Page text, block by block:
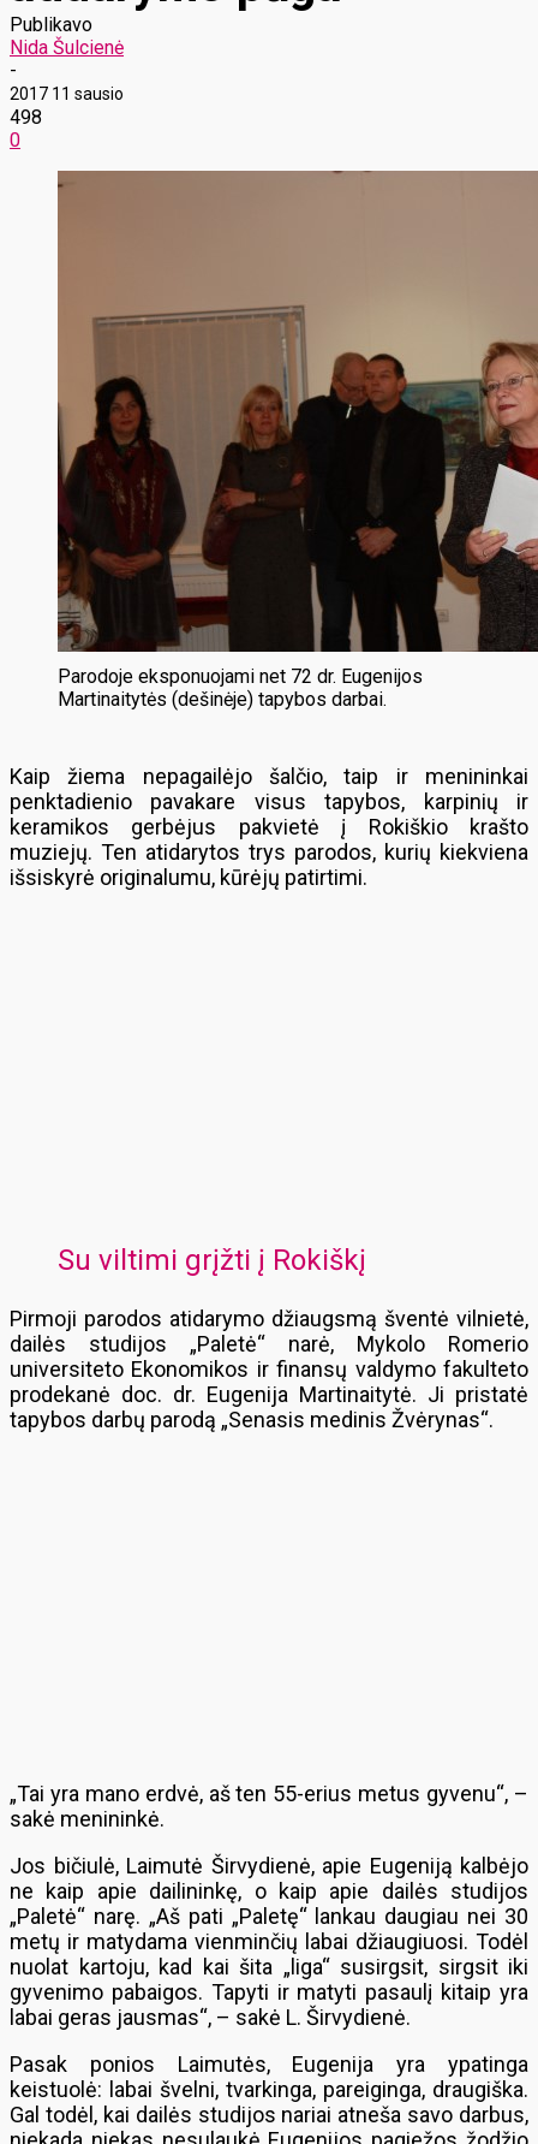
Publikavo
Nida Šulcienė
-
2017 11 sausio
498
0
Parodoje eksponuojami net 72 dr. Eugenijos
Martinaitytės (dešinėje) tapybos darbai.
Kaip žiema nepagailėjo šalčio, taip ir menininkai
penktadienio pavakare visus tapybos, karpinių ir
keramikos gerbėjus pakvietė į Rokiškio krašto
muziejų. Ten atidarytos trys parodos, kurių kiekviena
išsiskyrė originalumu, kūrėjų patirtimi.
Su viltimi grįžti į Rokiškį
Pirmoji parodos atidarymo džiaugsmą šventė vilnietė,
dailės studijos „Paletė“ narė, Mykolo Romerio
universiteto Ekonomikos ir finansų valdymo fakulteto
prodekanė doc. dr. Eugenija Martinaitytė. Ji pristatė
tapybos darbų parodą „Senasis medinis Žvėrynas“.
„Tai yra mano erdvė, aš ten 55-erius metus gyvenu“, –
sakė menininkė.
Jos bičiulė, Laimutė Širvydienė, apie Eugeniją kalbėjo
ne kaip apie dailininkę, o kaip apie dailės studijos
„Paletė“ narę. „Aš pati „Paletę“ lankau daugiau nei 30
metų ir matydama vienminčių labai džiaugiuosi. Todėl
nuolat kartoju, kad kai šita „liga“ susirgsit, sirgsit iki
gyvenimo pabaigos. Tapyti ir matyti pasaulį kitaip yra
labai geras jausmas“, – sakė L. Širvydienė.
Pasak ponios Laimutės, Eugenija yra ypatinga
keistuolė: labai švelni, tvarkinga, pareiginga, draugiška.
Gal todėl, kai dailės studijos nariai atneša savo darbus,